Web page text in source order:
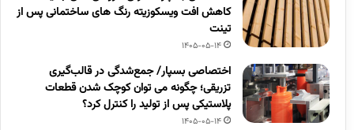
کاهش افت ویسکوزیته رنگ های ساختمانی پس از
تینت
1405-05-14
اختصاصی بسپار/ جمع‌شدگی در قالب‌گیری
تزریقی؛ چگونه می توان کوچک شدن قطعات
پلاستیکی پس از تولید را کنترل کرد؟
1405-05-14